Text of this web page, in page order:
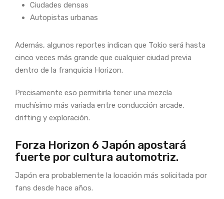
Ciudades densas
Autopistas urbanas
Además, algunos reportes indican que Tokio será hasta
cinco veces más grande que cualquier ciudad previa
dentro de la franquicia Horizon.
Precisamente eso permitiría tener una mezcla
muchísimo más variada entre conducción arcade,
drifting y exploración.
Forza Horizon 6 Japón apostará
fuerte por cultura automotriz.
Japón era probablemente la locación más solicitada por
fans desde hace años.